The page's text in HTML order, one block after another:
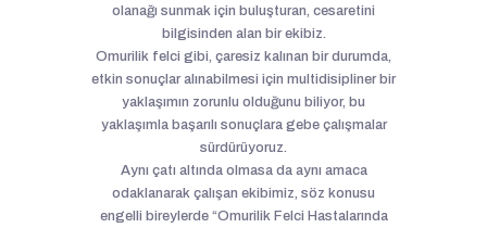
olanağı sunmak için buluşturan, cesaretini
bilgisinden alan bir ekibiz.
Omurilik felci gibi, çaresiz kalınan bir durumda,
etkin sonuçlar alınabilmesi için multidisipliner bir
yaklaşımın zorunlu olduğunu biliyor, bu
yaklaşımla başarılı sonuçlara gebe çalışmalar
sürdürüyoruz.
Aynı çatı altında olmasa da aynı amaca
odaklanarak çalışan ekibimiz, söz konusu
engelli bireylerde “Omurilik Felci Hastalarında